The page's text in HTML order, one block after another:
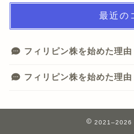
最近の
フィリピン株を始めた理由
フィリピン株を始めた理由
2021–2026